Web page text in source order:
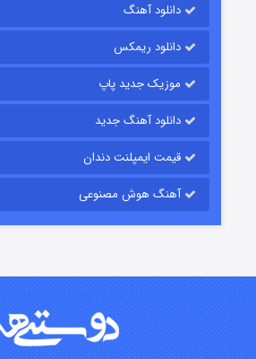
قسمت۱۵ (دوبله)
دانلود آهنگ
دانلود ریمکس
موزیک جدید پاپ
دانلود آهنگ جدید
قیمت ایمپلنت دندان
آهنگ هوش مصنوعی